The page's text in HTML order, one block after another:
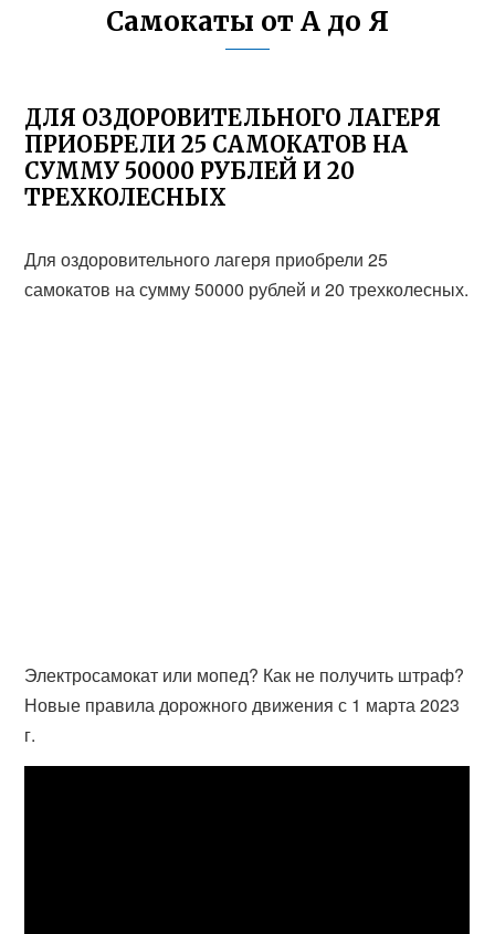
Самокаты от А до Я
ДЛЯ ОЗДОРОВИТЕЛЬНОГО ЛАГЕРЯ
ПРИОБРЕЛИ 25 САМОКАТОВ НА
СУММУ 50000 РУБЛЕЙ И 20
ТРЕХКОЛЕСНЫХ
Для оздоровительного лагеря приобрели 25
самокатов на сумму 50000 рублей и 20 трехколесных.
Электросамокат или мопед? Как не получить штраф?
Новые правила дорожного движения с 1 марта 2023
г.